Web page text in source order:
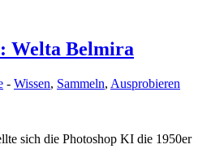
Welta Belmira
- Wissen, Sammeln, Ausprobieren
sich die Photoshop KI die 1950er